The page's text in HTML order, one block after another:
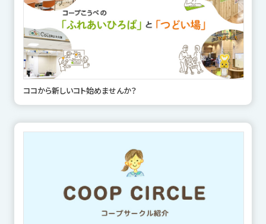
ココから新しいコト始めませんか？